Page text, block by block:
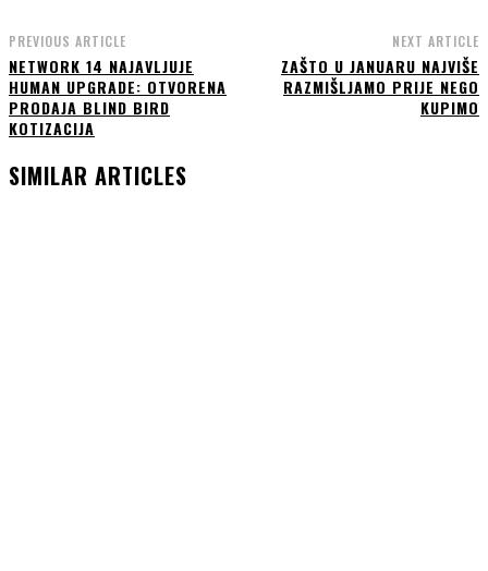
PREVIOUS ARTICLE
NETWORK 14 NAJAVLJUJE
HUMAN UPGRADE: OTVORENA
PRODAJA BLIND BIRD
KOTIZACIJA
NEXT ARTICLE
ZAŠTO U JANUARU NAJVIŠE
RAZMIŠLJAMO PRIJE NEGO
KUPIMO
SIMILAR ARTICLES